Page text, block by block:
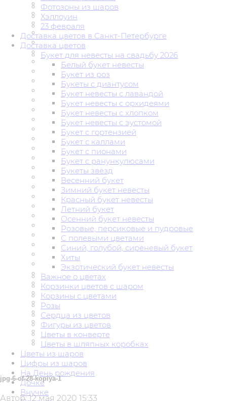
Фотозоны из шаров
Хэллоуин
23 февраля
Доставка цветов в Санкт-Петербурге
Доставка цветов
Букет для невесты на свадьбу 2026
Белый букет невесты
Букет из роз
Букеты с диантусом
Букет невесты с лавандой
Букет невесты с орхидеями
Букет невесты с хлопком
Букет невесты с эустомой
Букет с гортензией
Букет с каллами
Букет с пионами
Букет с ранункулюсами
Букеты звёзд
Весенний букет
Зимний букет невесты
Красный букет невесты
Летний букет
Осенний букет невесты
Розовые, персиковые и пудровые
С полевыми цветами
Синий, голубой, сиреневый букет
Хиты
Экзотический букет невесты
Важное о цветах
Корзинки цветов с шаром
Корзины с цветами
Розы
Сердца из цветов
Фигуры из цветов
Цветы в конверте
Цветы в шляпных коробках
Цветы из шаров
Цифры из шаров
На День рождения
Дочке
Внучке
jpg-6-of-28-kopiya-1
Автор:12 мая 2020 15:33